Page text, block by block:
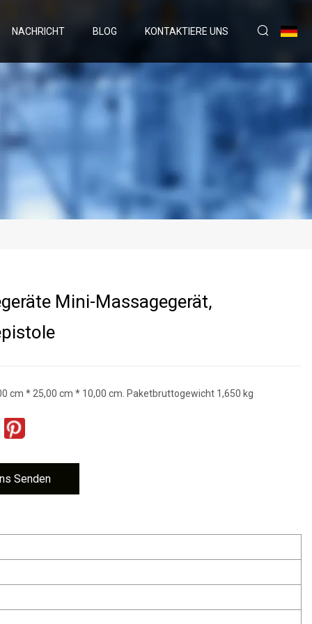
NACHRICHT BLOG KONTAKTIERE UNS
Mini-Massagegerät,
cm * 25,00 cm * 10,00 cm. Paketbruttogewicht 1,650 kg
Senden